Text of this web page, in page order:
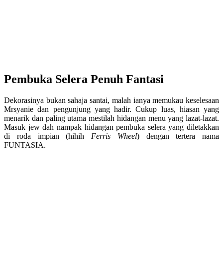
Pembuka Selera Penuh Fantasi
Dekorasinya bukan sahaja santai, malah ianya memukau keselesaan
Mrsyanie dan pengunjung yang hadir. Cukup luas, hiasan yang
menarik dan paling utama mestilah hidangan menu yang lazat-lazat.
Masuk jew dah nampak hidangan pembuka selera yang diletakkan
di roda impian (hihih Ferris Wheel) dengan tertera nama
FUNTASIA.